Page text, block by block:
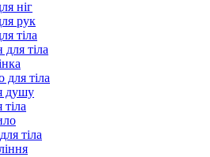
ніг
рук
тіла
тіла
тіла
душу
тіла